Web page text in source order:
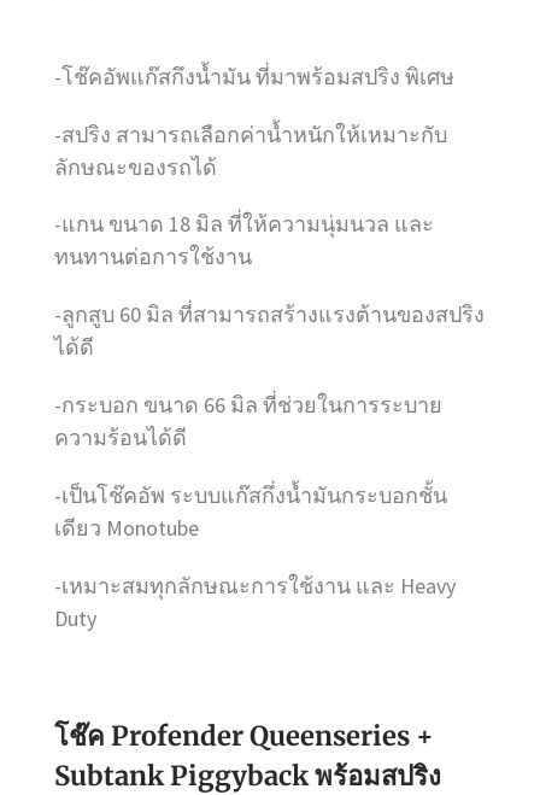
-โช๊คอัพแก๊สกึงน้ำมัน ที่มาพร้อมสปริง พิเศษ
-สปริง สามารถเลือกค่าน้ำหนักให้เหมาะกับ
ลักษณะของรถได้
-แกน ขนาด 18 มิล ที่ให้ความนุ่มนวล และ
ทนทานต่อการใช้งาน
-ลูกสูบ 60 มิล ที่สามารถสร้างแรงต้านของสปริง
ได้ดี
-กระบอก ขนาด 66 มิล ที่ช่วยในการระบาย
ความร้อนได้ดี
-เป็นโช๊คอัพ ระบบแก๊สกึ่งน้ำมันกระบอกชั้น
เดียว Monotube
-เหมาะสมทุกลักษณะการใช้งาน และ Heavy
Duty
โช๊ค Profender Queenseries +
Subtank Piggyback พร้อมสปริง